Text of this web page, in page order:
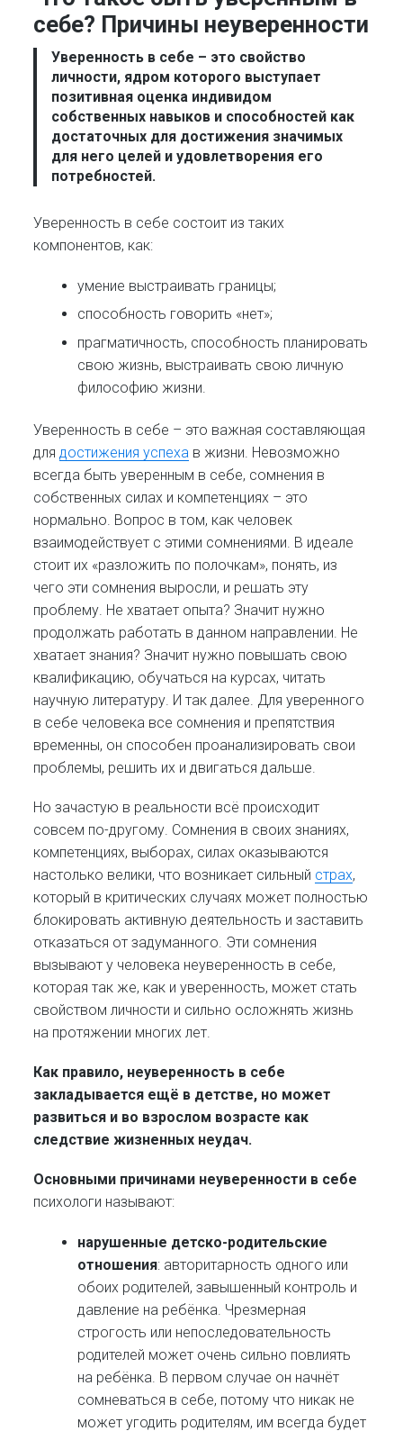
себе? Причины неуверенности
Уверенность в себе – это свойство
личности, ядром которого выступает
позитивная оценка индивидом
собственных навыков и способностей как
достаточных для достижения значимых
для него целей и удовлетворения его
потребностей.
Уверенность в себе состоит из таких
компонентов, как:
умение выстраивать границы;
способность говорить «нет»;
прагматичность, способность планировать
свою жизнь, выстраивать свою личную
философию жизни.
Уверенность в себе – это важная составляющая
длядостижения успеха в жизни. Невозможно
всегда быть уверенным в себе, сомнения в
собственных силах и компетенциях – это
нормально. Вопрос в том, как человек
взаимодействует с этими сомнениями. В идеале
стоит их «разложить по полочкам», понять, из
чего эти сомнения выросли, и решать эту
проблему. Не хватает опыта? Значит нужно
продолжать работать в данном направлении. Не
хватает знания? Значит нужно повышать свою
квалификацию, обучаться на курсах, читать
научную литературу. И так далее. Для уверенного
в себе человека все сомнения и препятствия
временны, он способен проанализировать свои
проблемы, решить их и двигаться дальше.
Но зачастую в реальности всё происходит
совсем по-другому. Сомнения в своих знаниях,
компетенциях, выборах, силах оказываются
настолько велики, что возникает сильный страх,
который в критических случаях может полностью
блокировать активную деятельность и заставить
отказаться от задуманного. Эти сомнения
вызывают у человека неуверенность в себе,
которая так же, как и уверенность, может стать
свойством личности и сильно осложнять жизнь
на протяжении многих лет.
Как правило, неуверенность в себе
закладывается ещё в детстве, но может
развиться и во взрослом возрасте как
следствие жизненных неудач.
Основными причинами неуверенности в себе
психологи называют:
нарушенные детско-родительские
отношения: авторитарность одного или
обоих родителей, завышенный контроль и
давление на ребёнка. Чрезмерная
строгость или непоследовательность
родителей может очень сильно повлиять
на ребёнка. В первом случае он начнёт
сомневаться в себе, потому что никак не
может угодить родителям, им всегда будет